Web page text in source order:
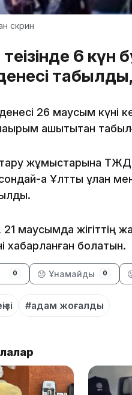
скрин
6
денесі
26 маусым күні
қашықтықтан
жұмыстарына
ақ Ұлттық ұлан
21 маусымда жігіттің
хабарланған болатын.
0 😞 Ұнамайды 0
#адам жоғалды